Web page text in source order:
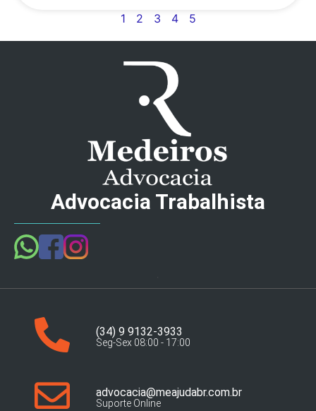
1 2 3 4 5
Advocacia Trabalhista
(34) 9 9132-3933
Seg-Sex 08:00 - 17:00
advocacia@meajudabr.com.br
Suporte Online